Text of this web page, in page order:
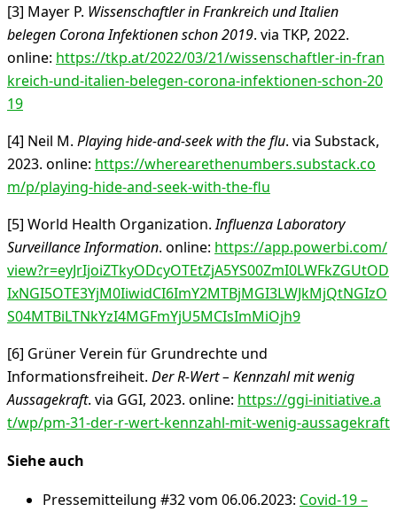
[3] Mayer P. Wissenschaftler in Frankreich und Italien
belegen Corona Infektionen schon 2019. via TKP, 2022.
online: https://tkp.at/2022/03/21/wissenschaftler-in-fran
kreich-und-italien-belegen-corona-infektionen-schon-20
19
[4] Neil M. Playing hide-and-seek with the flu. via Substack,
2023. online: https://wherearethenumbers.substack.co
m/p/playing-hide-and-seek-with-the-flu
[5] World Health Organization.Influenza Laboratory
Surveillance Information. online: https://app.powerbi.com/
view?r=eyJrIjoiZTkyODcyOTEtZjA5YS00ZmI0LWFkZGUtOD
IxNGI5OTE3YjM0IiwidCI6ImY2MTBjMGI3LWJkMjQtNGIzO
S04MTBiLTNkYzI4MGFmYjU5MCIsImMiOjh9
[6] Grüner Verein für Grundrechte und
Informationsfreiheit. Der R-Wert – Kennzahl mit wenig
Aussagekraft. via GGI, 2023. online: https://ggi-initiative.a
t/wp/pm-31-der-r-wert-kennzahl-mit-wenig-aussagekraft
Siehe auch
Pressemitteilung #32 vom 06.06.2023: Covid-19 –